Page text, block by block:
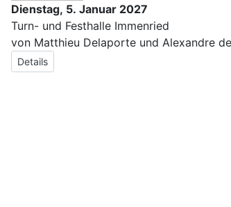
Dienstag, 5. Januar 2027
Turn- und Festhalle Immenried
von Matthieu Delaporte und Alexandre
Details